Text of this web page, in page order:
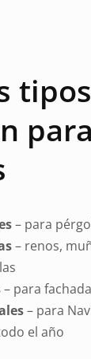
para
– para
– renos,
– para
– para
el año